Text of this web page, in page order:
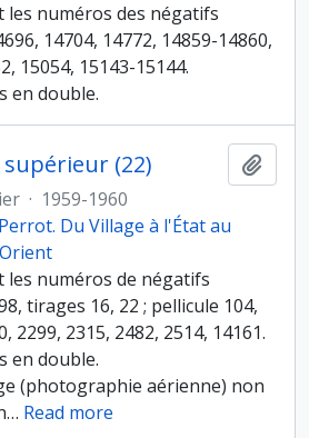
numéros des négatifs
14704, 14772, 14859-14860,
15054, 15143-15144.
en double.
(22)
· 1959-1960
Du Village à l'État au
numéros de négatifs
tirages 16, 22 ; pellicule 104,
2299, 2315, 2482, 2514, 14161.
en double.
(photographie aérienne) non
… Read more